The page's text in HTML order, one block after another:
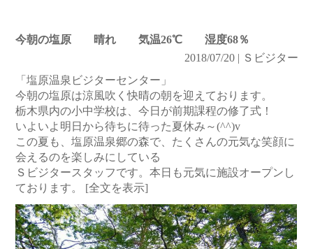
今朝の塩原 晴れ 気温26℃ 湿度68％
2018/07/20 | Ｓビジター
「塩原温泉ビジターセンター」
今朝の塩原は涼風吹く快晴の朝を迎えております。
栃木県内の小中学校は、今日が前期課程の修了式！
いよいよ明日から待ちに待った夏休み～(^^)v
この夏も、塩原温泉郷の森で、たくさんの元気な笑顔に
会えるのを楽しみにしている
Ｓビジタースタッフです。本日も元気に施設オープンし
ております。 [全文を表示]